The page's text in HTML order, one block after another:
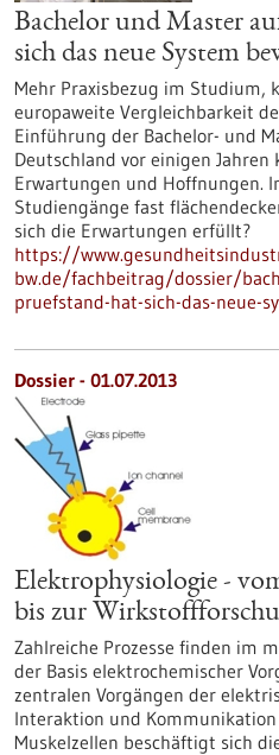
Bachelor und Master
sich das neue System
Mehr Praxisbezug im Studium,
europaweite Vergleichbarkeit
Einführung der Bachelor- und
Deutschland vor einigen
Erwartungen und Hoffnungen.
Studiengänge fast
sich die Erwartungen erfüllt?
https://
bw.de/fachbeitrag/dossier/
pruefstand-hat-sich-das-neue-
Dossier - 01.07.2013
Elektrophysiologie -
bis zur
Zahlreiche Prozesse finden im
der Basis elektrochemischer
zentralen Vorgängen der
Interaktion und
Muskelzellen beschäftigt sich